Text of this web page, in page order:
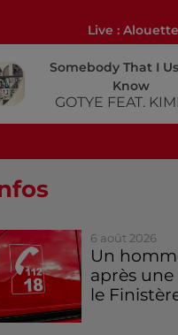
Live :Alouette
Somebody That I
Know
GOTYE FEAT.
6 août 2026
Un
après
le